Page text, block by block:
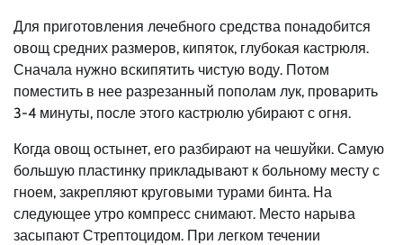
Для приготовления лечебного средства понадобится
овощ средних размеров, кипяток, глубокая кастрюля.
Сначала нужно вскипятить чистую воду. Потом
поместить в нее разрезанный пополам лук, проварить
3-4 минуты, после этого кастрюлю убирают с огня.
Когда овощ остынет, его разбирают на чешуйки. Самую
большую пластинку прикладывают к больному месту с
гноем, закрепляют круговыми турами бинта. На
следующее утро компресс снимают. Место нарыва
засыпают Стрептоцидом. При легком течении